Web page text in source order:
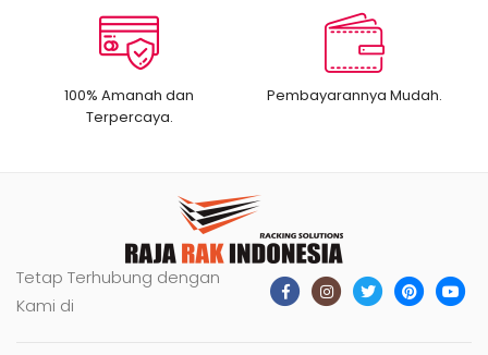
100% Amanah dan
Terpercaya.
Pembayarannya Mudah.
Tetap Terhubung dengan
Kami di